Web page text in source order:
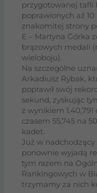
przygotowanej tafli
poprawionych aż
znakomitej strony
E – Martyna Górka
brązowych medali
wieloboju).
Na szczególne
Arkadiusz Rybak,
poprawił swój
sekund, zyskując
z wynikiem
czasem 55,745 na
kadet.
Już w nadchodzący
ponownie wyjadą
tym razem na
Rankingowych w
trzymamy za nich